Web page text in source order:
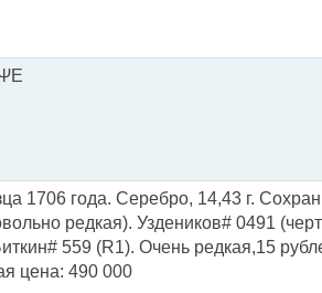
1706 года. Серебро, 14,43 г.
редкая). Уздеников# 0491
559 (R1). Очень редкая,15
цена: 490 000